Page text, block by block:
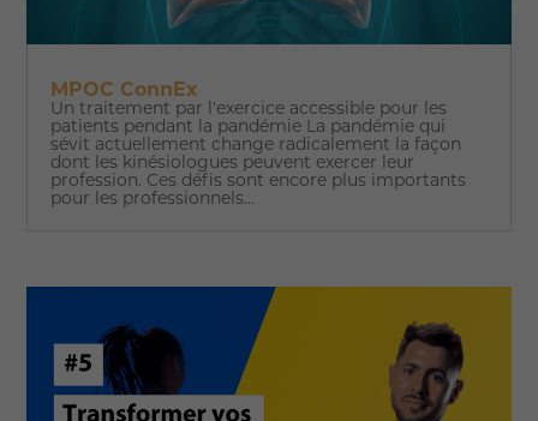
MPOC ConnEx
Un traitement par l'exercice accessible pour les
patients pendant la pandémie La pandémie qui
sévit actuellement change radicalement la façon
dont les kinésiologues peuvent exercer leur
profession. Ces défis sont encore plus importants
pour les professionnels...